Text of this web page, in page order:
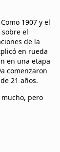
1907 y el
sobre el
de la
en rueda
en una etapa
comenzaron
21 años.
mucho, pero